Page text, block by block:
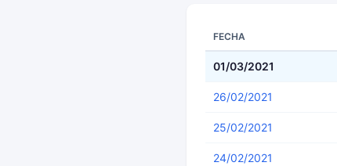
FECHA
01/03/2021
26/02/2021
25/02/2021
24/02/2021